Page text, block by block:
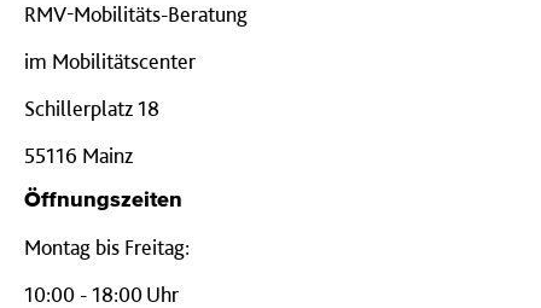
RMV-Mobilitäts-Beratung
im Mobilitätscenter
Schillerplatz 18
55116 Mainz
Öffnungszeiten
Montag bis Freitag:
10:00 - 18:00 Uhr